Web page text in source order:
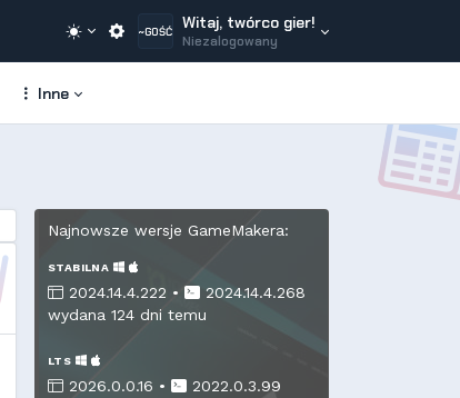
~GOŚĆ Witaj, twórco gier!
Niezalogowany
Inne
Najnowsze wersje GameMakera:
STABILNA
2024.14.4.222 •
2024.14.4.268
wydana 124 dni temu
LTS
2026.0.0.16 •
2022.0.3.99